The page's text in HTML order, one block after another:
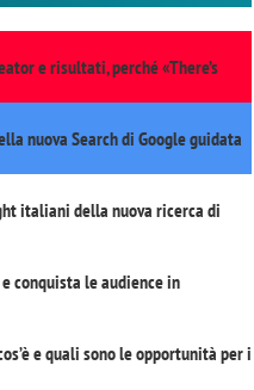
e risultati, perché «There’s
nuova Search di Google guidata
italiani della nuova ricerca di
conquista le audience in
e quali sono le opportunità per i